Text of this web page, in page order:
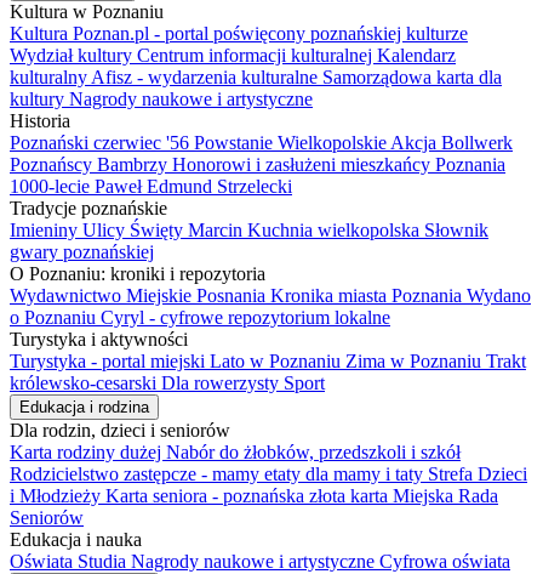
Kultura w Poznaniu
Kultura Poznan.pl - portal poświęcony poznańskiej kulturze
Wydział kultury Centrum informacji kulturalnej Kalendarz
kulturalny Afisz - wydarzenia kulturalne Samorządowa karta dla
kultury Nagrody naukowe i artystyczne
Historia
Poznański czerwiec '56 Powstanie Wielkopolskie Akcja Bollwerk
Poznańscy Bambrzy Honorowi i zasłużeni mieszkańcy Poznania
1000-lecie Paweł Edmund Strzelecki
Tradycje poznańskie
Imieniny Ulicy Święty Marcin Kuchnia wielkopolska Słownik
gwary poznańskiej
O Poznaniu: kroniki i repozytoria
Wydawnictwo Miejskie Posnania Kronika miasta Poznania Wydano
o Poznaniu Cyryl - cyfrowe repozytorium lokalne
Turystyka i aktywności
Turystyka - portal miejski Lato w Poznaniu Zima w Poznaniu Trakt
królewsko-cesarski Dla rowerzysty Sport
Edukacja i rodzina
Dla rodzin, dzieci i seniorów
Karta rodziny dużej Nabór do żłobków, przedszkoli i szkół
Rodzicielstwo zastępcze - mamy etaty dla mamy i taty Strefa Dzieci
i Młodzieży Karta seniora - poznańska złota karta Miejska Rada
Seniorów
Edukacja i nauka
Oświata Studia Nagrody naukowe i artystyczne Cyfrowa oświata